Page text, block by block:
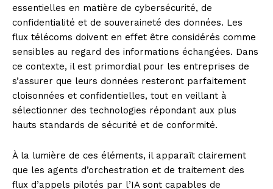
essentielles en matière de cybersécurité, de
confidentialité et de souveraineté des données. Les
flux télécoms doivent en effet être considérés comme
sensibles au regard des informations échangées. Dans
ce contexte, il est primordial pour les entreprises de
s’assurer que leurs données resteront parfaitement
cloisonnées et confidentielles, tout en veillant à
sélectionner des technologies répondant aux plus
hauts standards de sécurité et de conformité.
À la lumière de ces éléments, il apparaît clairement
que les agents d’orchestration et de traitement des
flux d’appels pilotés par l’IA sont capables de